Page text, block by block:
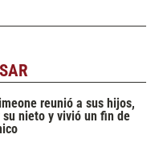
reunió a sus hijos,
su nieto y vivió un fin de